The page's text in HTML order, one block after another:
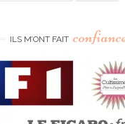
ILS M’ONT FAIT